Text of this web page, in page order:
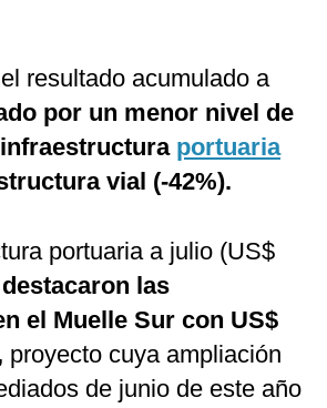
resultado acumulado a
por un menor nivel de
portuaria
vial (-42%).
portuaria a julio (US$
destacaron las
el Muelle Sur con US$
proyecto cuya ampliación
de junio de este año